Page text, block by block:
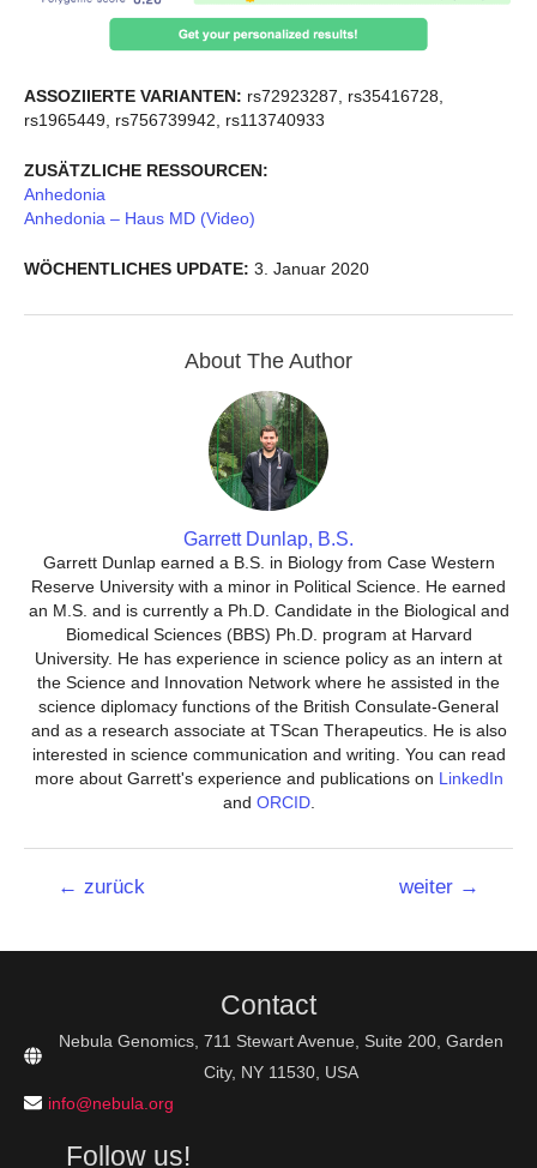
ASSOZIIERTE VARIANTEN: rs72923287, rs35416728,
rs1965449, rs756739942, rs113740933
ZUSÄTZLICHE RESSOURCEN:
Anhedonia
Anhedonia – Haus MD (Video)
WÖCHENTLICHES UPDATE: 3. Januar 2020
About The Author
Garrett Dunlap, B.S.
Garrett Dunlap earned a B.S. in Biology from Case Western
Reserve University with a minor in Political Science. He earned
an M.S. and is currently a Ph.D. Candidate in the Biological and
Biomedical Sciences (BBS) Ph.D. program at Harvard
University. He has experience in science policy as an intern at
the Science and Innovation Network where he assisted in the
science diplomacy functions of the British Consulate-General
and as a research associate at TScan Therapeutics. He is also
interested in science communication and writing. You can read
more about Garrett's experience and publications on LinkedIn
and ORCID.
Beitrags-
← zurück weiter →
Contact
Nebula Genomics, 711 Stewart Avenue, Suite 200, Garden
City, NY 11530, USA
info@nebula.org
Follow us!